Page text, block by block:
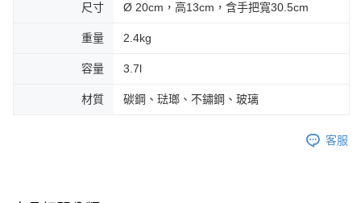
尺寸 Ø 20cm，高13cm，含手把寬30.5cm
重量 2.4kg
容量 3.7l
材質 碳鋼、琺瑯、不鏽鋼、玻璃
客服